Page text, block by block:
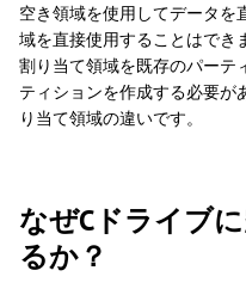
空き領域を使用してデータを
域を直接使用することはでき
割り当て領域を既存のパーテ
ティションを作成する必要が
り当て領域の違いです。
なぜCドライブ
るか？